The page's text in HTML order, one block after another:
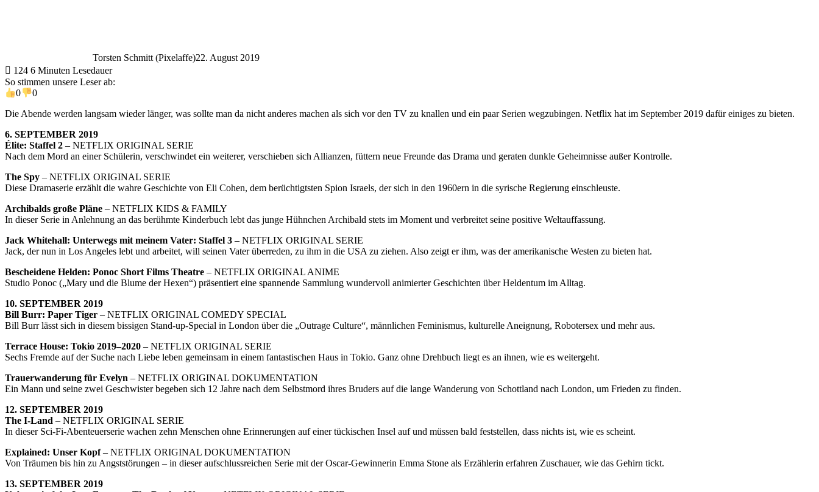
Torsten Schmitt (Pixelaffe)22. August 2019
124 6 Minuten Lesedauer
So stimmen unsere Leser ab:
0
0
Die Abende werden langsam wieder länger, was sollte man da nicht anderes machen als sich vor den TV zu knallen und ein paar Serien wegzubingen. Netflix hat im September 2019 dafür einiges zu bieten.
6. SEPTEMBER 2019
Élite: Staffel 2 – NETFLIX ORIGINAL SERIE
Nach dem Mord an einer Schülerin, verschwindet ein weiterer, verschieben sich Allianzen, füttern neue Freunde das Drama und geraten dunkle Geheimnisse außer Kontrolle.
The Spy – NETFLIX ORIGINAL SERIE
Diese Dramaserie erzählt die wahre Geschichte von Eli Cohen, dem berüchtigtsten Spion Israels, der sich in den 1960ern in die syrische Regierung einschleuste.
Archibalds große Pläne – NETFLIX KIDS & FAMILY
In dieser Serie in Anlehnung an das berühmte Kinderbuch lebt das junge Hühnchen Archibald stets im Moment und verbreitet seine positive Weltauffassung.
Jack Whitehall: Unterwegs mit meinem Vater: Staffel 3 – NETFLIX ORIGINAL SERIE
Jack, der nun in Los Angeles lebt und arbeitet, will seinen Vater überreden, zu ihm in die USA zu ziehen. Also zeigt er ihm, was der amerikanische Westen zu bieten hat.
Bescheidene Helden: Ponoc Short Films Theatre – NETFLIX ORIGINAL ANIME
Studio Ponoc („Mary und die Blume der Hexen“) präsentiert eine spannende Sammlung wundervoll animierter Geschichten über Heldentum im Alltag.
10. SEPTEMBER 2019
Bill Burr: Paper Tiger – NETFLIX ORIGINAL COMEDY SPECIAL
Bill Burr lässt sich in diesem bissigen Stand-up-Special in London über die „Outrage Culture“, männlichen Feminismus, kulturelle Aneignung, Robotersex und mehr aus.
Terrace House: Tokio 2019–2020 – NETFLIX ORIGINAL SERIE
Sechs Fremde auf der Suche nach Liebe leben gemeinsam in einem fantastischen Haus in Tokio. Ganz ohne Drehbuch liegt es an ihnen, wie es weitergeht.
Trauerwanderung für Evelyn – NETFLIX ORIGINAL DOKUMENTATION
Ein Mann und seine zwei Geschwister begeben sich 12 Jahre nach dem Selbstmord ihres Bruders auf die lange Wanderung von Schottland nach London, um Frieden zu finden.
12. SEPTEMBER 2019
The I-Land – NETFLIX ORIGINAL SERIE
In dieser Sci-Fi-Abenteuerserie wachen zehn Menschen ohne Erinnerungen auf einer tückischen Insel auf und müssen bald feststellen, dass nichts ist, wie es scheint.
Explained: Unser Kopf– NETFLIX ORIGINAL DOKUMENTATION
Von Träumen bis hin zu Angststörungen – in dieser aufschlussreichen Serie mit der Oscar-Gewinnerin Emma Stone als Erzählerin erfahren Zuschauer, wie das Gehirn tickt.
13. SEPTEMBER 2019